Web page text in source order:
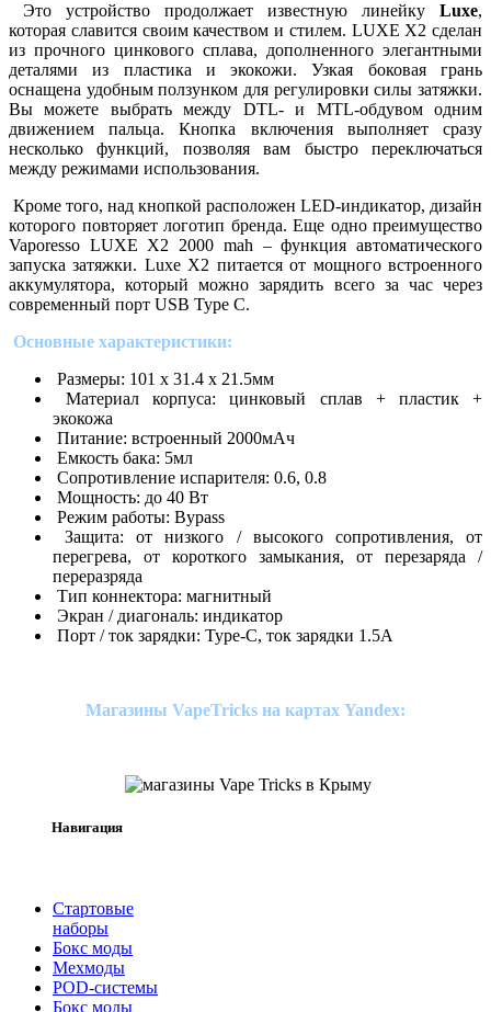
Это устройство продолжает известную линейку Luxe,
которая славится своим качеством и стилем. LUXE X2 сделан
из прочного цинкового сплава, дополненного элегантными
деталями из пластика и экокожи. Узкая боковая грань
оснащена удобным ползунком для регулировки силы затяжки.
Вы можете выбрать между DTL- и MTL-обдувом одним
движением пальца. Кнопка включения выполняет сразу
несколько функций, позволяя вам быстро переключаться
между режимами использования.
Кроме того, над кнопкой расположен LED-индикатор, дизайн
которого повторяет логотип бренда. Еще одно преимущество
Vaporesso LUXE X2 2000 mah – функция автоматического
запуска затяжки. Luxe X2 питается от мощного встроенного
аккумулятора, который можно зарядить всего за час через
современный порт USB Type C.
Основные характеристики:
Размеры: 101 х 31.4 х 21.5мм
Материал корпуса: цинковый сплав + пластик +
экокожа
Питание: встроенный 2000мАч
Емкость бака: 5мл
Сопротивление испарителя: 0.6, 0.8
Мощность: до 40 Вт
Режим работы: Bypass
Защита: от низкого / высокого сопротивления, от
перегрева, от короткого замыкания, от перезаряда /
переразряда
Тип коннектора: магнитный
Экран / диагональ: индикатор
Порт / ток зарядки: Type-C, ток зарядки 1.5А
Магазины VapeTricks на картах Yandex:
Навигация
Стартовые
наборы
Бокс моды
Мехмоды
POD-системы
Бокс моды